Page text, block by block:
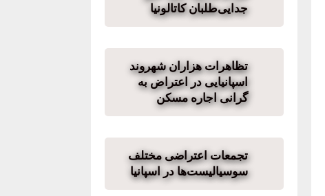
جدایی‌طلبان کاتالونیا
تظاهرات هزاران شهروند
اسپانیایی در اعتراض به
گرانی اجاره مسکن
تجمعات اعتراضی مختلف
سوسیالیست‌ها در اسپانیا